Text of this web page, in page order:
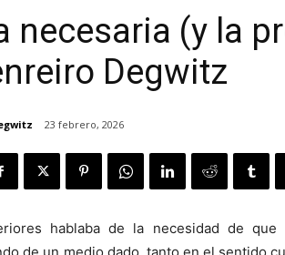
necesaria (y la
Degwitz
23 febrero, 2026
hablaba de la necesidad de